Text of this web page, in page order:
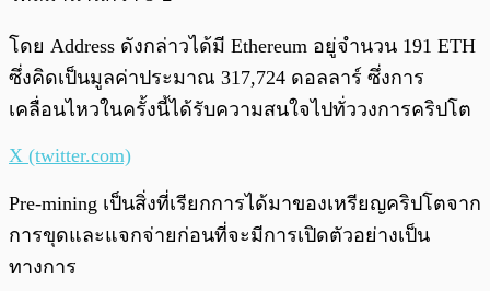
โดย Address ดังกล่าวได้มี Ethereum อยู่จำนวน 191 ETH
ซึ่งคิดเป็นมูลค่าประมาณ 317,724 ดอลลาร์ ซึ่งการ
เคลื่อนไหวในครั้งนี้ได้รับความสนใจไปทั่ววงการคริปโต
X (twitter.com)
Pre-mining เป็นสิ่งที่เรียกการได้มาของเหรียญคริปโตจาก
การขุดและแจกจ่ายก่อนที่จะมีการเปิดตัวอย่างเป็น
ทางการ